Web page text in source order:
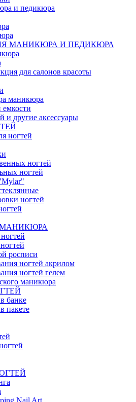
и педикюра
МАНИКЮРА И ПЕДИКЮРА
для салонов красоты
маникюра
и другие аксессуары
ногтей
ногтей
ногтей
ногтей
росписи
ногтей акрилом
ногтей гелем
маникюра
банке
пакете
Nail Art